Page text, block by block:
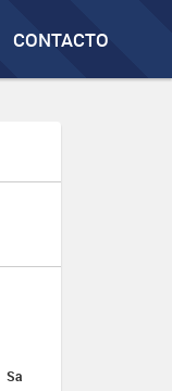
CONTACTO
Sa